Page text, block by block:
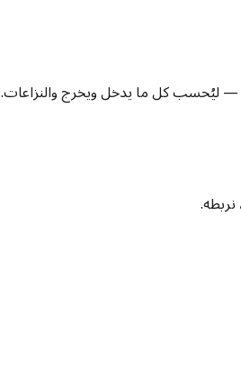
ليُحسب كل ما يدخل ويخرج والنزاعات.